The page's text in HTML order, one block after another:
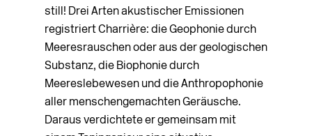
still! Drei Arten akustischer Emissionen
registriert Charrière: die Geophonie durch
Meeresrauschen oder aus der geologischen
Substanz, die Biophonie durch
Meereslebewesen und die Anthropophonie
aller menschengemachten Geräusche.
Daraus verdichtete er gemeinsam mit